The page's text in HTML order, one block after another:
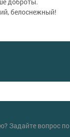
белоснежный!
Задайте вопрос по